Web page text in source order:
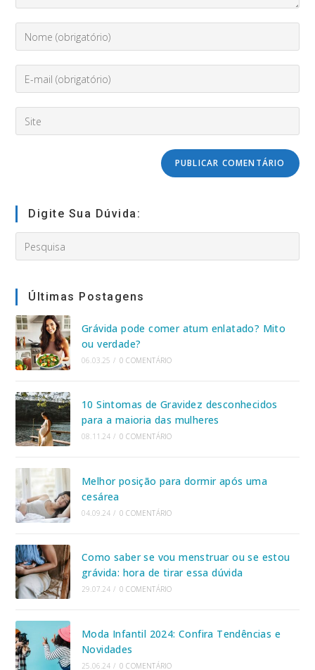
seu
ou
nome
de
usuário
para
your
address
to
(opcional)
Digite Sua Dúvida:
this
Últimas Postagens
Grávida pode comer atum enlatado? Mito
ou verdade?
06.03.25 / 0 COMENTÁRIO
10 Sintomas de Gravidez desconhecidos
para a maioria das mulheres
08.11.24 / 0 COMENTÁRIO
Melhor posição para dormir após uma
cesárea
04.09.24 / 0 COMENTÁRIO
Como saber se vou menstruar ou se estou
grávida: hora de tirar essa dúvida
29.07.24 / 0 COMENTÁRIO
Moda Infantil 2024: Confira Tendências e
Novidades
25.06.24 / 0 COMENTÁRIO